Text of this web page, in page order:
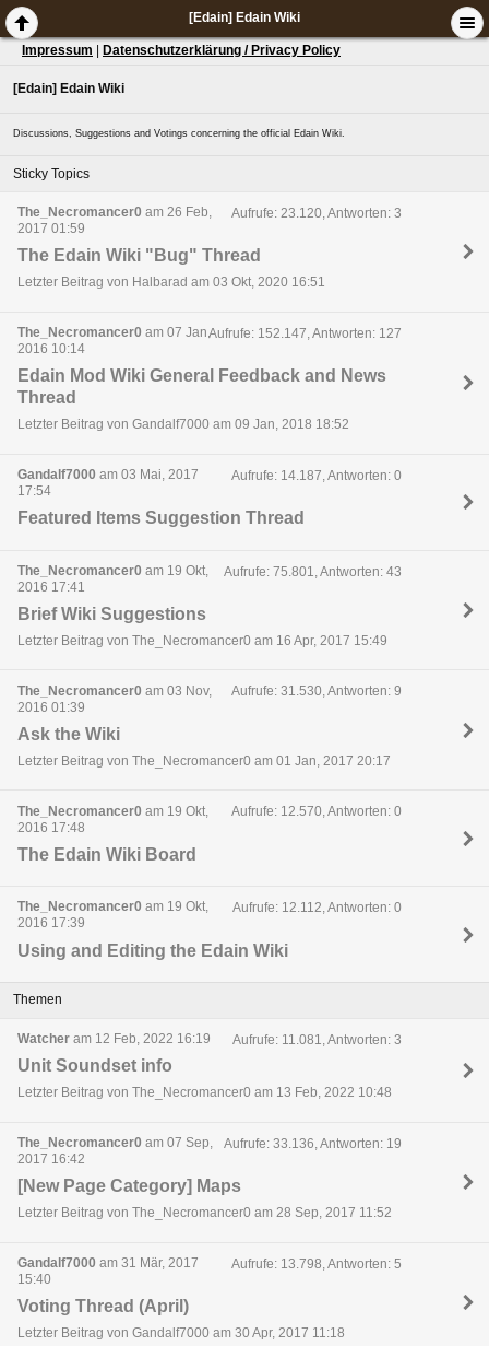
[Edain] Edain Wiki
Impressum Datenschutzerklärung / Privacy Policy
[Edain] Edain Wiki
Discussions, Suggestions and Votings concerning the official Edain Wiki.
Sticky Topics
The_Necromancer0 am 26 Feb,
2017 01:59
Aufrufe: 23.120, Antworten: 3
The Edain Wiki "Bug" Thread
Letzter Beitrag von Halbarad am 03 Okt, 2020 16:51
The_Necromancer0 am 07 Jan,
2016 10:14
Aufrufe: 152.147, Antworten: 127
Edain Mod Wiki General Feedback and News
Thread
Letzter Beitrag von Gandalf7000 am 09 Jan, 2018 18:52
Gandalf7000 am 03 Mai, 2017
17:54
Aufrufe: 14.187, Antworten: 0
Featured Items Suggestion Thread
The_Necromancer0 am 19 Okt,
2016 17:41
Aufrufe: 75.801, Antworten: 43
Brief Wiki Suggestions
Letzter Beitrag von The_Necromancer0 am 16 Apr, 2017 15:49
The_Necromancer0 am 03 Nov,
2016 01:39
Aufrufe: 31.530, Antworten: 9
Ask the Wiki
Letzter Beitrag von The_Necromancer0 am 01 Jan, 2017 20:17
The_Necromancer0 am 19 Okt,
2016 17:48
Aufrufe: 12.570, Antworten: 0
The Edain Wiki Board
The_Necromancer0 am 19 Okt,
2016 17:39
Aufrufe: 12.112, Antworten: 0
Using and Editing the Edain Wiki
Themen
Watcher am 12 Feb, 2022 16:19 Aufrufe: 11.081, Antworten: 3
Unit Soundset info
Letzter Beitrag von The_Necromancer0 am 13 Feb, 2022 10:48
The_Necromancer0 am 07 Sep,
2017 16:42
Aufrufe: 33.136, Antworten: 19
[New Page Category] Maps
Letzter Beitrag von The_Necromancer0 am 28 Sep, 2017 11:52
Gandalf7000 am 31 Mär, 2017
15:40
Aufrufe: 13.798, Antworten: 5
Voting Thread (April)
Letzter Beitrag von Gandalf7000 am 30 Apr, 2017 11:18